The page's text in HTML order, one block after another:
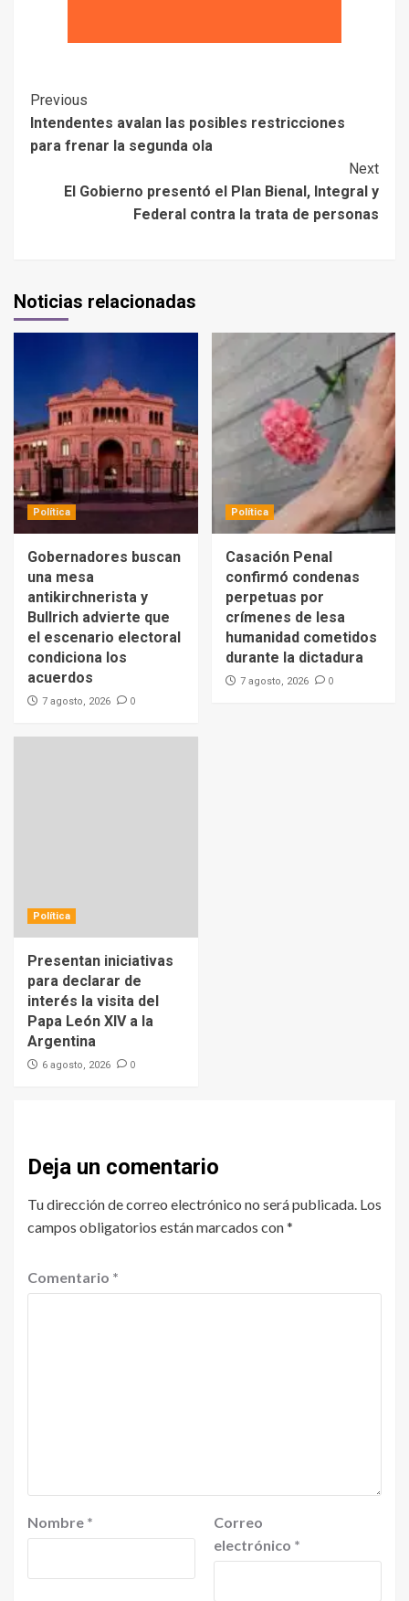
Previous
Intendentes avalan las posibles restricciones
para frenar la segunda ola
Next
El Gobierno presentó el Plan Bienal, Integral y
Federal contra la trata de personas
Noticias relacionadas
Política
Gobernadores buscan
una mesa
antikirchnerista y
Bullrich advierte que
el escenario electoral
condiciona los
acuerdos
7 agosto, 2026 0
Política
Casación Penal
confirmó condenas
perpetuas por
crímenes de lesa
humanidad cometidos
durante la dictadura
7 agosto, 2026 0
Política
Presentan iniciativas
para declarar de
interés la visita del
Papa León XIV a la
Argentina
6 agosto, 2026 0
Deja un comentario
Tu dirección de correo electrónico no será publicada. Los
campos obligatorios están marcados con*
Comentario *
Nombre *
Correo
electrónico *